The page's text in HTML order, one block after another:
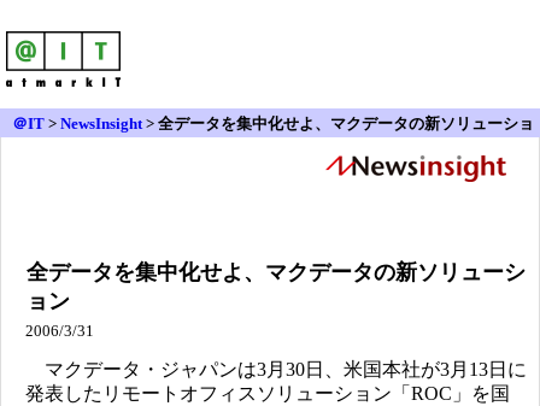
＠IT > NewsInsight> 全データを集中化せよ、マクデータの新ソリューショ
全データを集中化せよ、マクデータの新ソリューシ
ョン
2006/3/31
マクデータ・ジャパンは3月30日、米国本社が3月13日に
発表したリモートオフィスソリューション「ROC」を国